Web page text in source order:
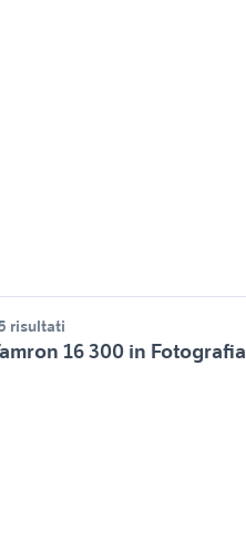
risultati
16 300 in Fotografia